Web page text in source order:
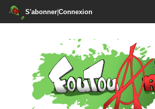
S'abonner|Connexion